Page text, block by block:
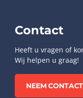
Contact
Heeft u vragen of
Wij helpen u graag!
NEEM